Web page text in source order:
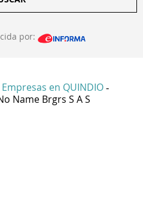
por:
Empresas en QUINDIO -
Name Brgrs S A S